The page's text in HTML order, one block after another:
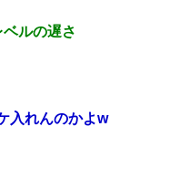
ルの遅さ
入れんのかよw